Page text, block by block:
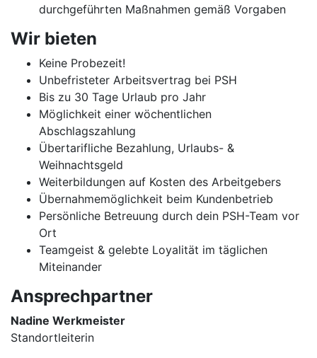
durchgeführten Maßnahmen gemäß Vorgaben
Wir bieten
Keine Probezeit!
Unbefristeter Arbeitsvertrag bei PSH
Bis zu 30 Tage Urlaub pro Jahr
Möglichkeit einer wöchentlichen
Abschlagszahlung
Übertarifliche Bezahlung, Urlaubs- &
Weihnachtsgeld
Weiterbildungen auf Kosten des Arbeitgebers
Übernahmemöglichkeit beim Kundenbetrieb
Persönliche Betreuung durch dein PSH-Team vor
Ort
Teamgeist & gelebte Loyalität im täglichen
Miteinander
Ansprechpartner
Nadine Werkmeister
Standortleiterin